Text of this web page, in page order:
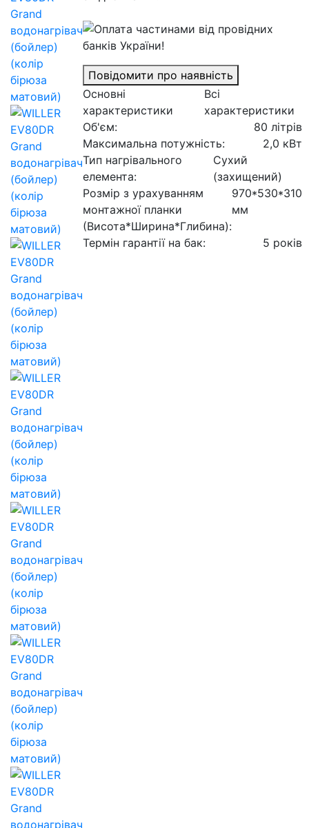
Основні
характеристики
Всі
характеристики
Об'єм:
80 літрів
Максимальна потужність:
2,0 кВт
Тип нагрівального
елемента:
Сухий
(захищений)
Розмір з урахуванням
монтажної планки
(Висота*Ширина*Глибина):
970*530*310
мм
Термін гарантії на бак: 5 років
Повідомити про наявність